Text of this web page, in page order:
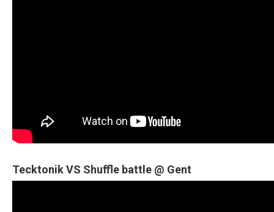
Tecktonik VS Shuffle battle @ Gent